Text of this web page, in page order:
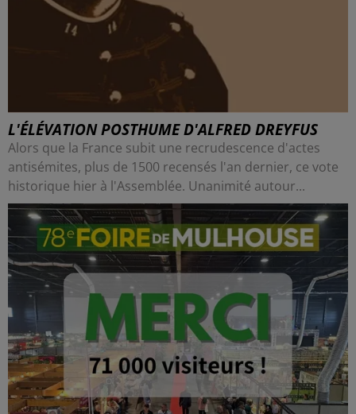
L'ÉLÉVATION POSTHUME D'ALFRED DREYFUS
Alors que la France subit une recrudescence d'actes
antisémites, plus de 1500 recensés l'an dernier, ce vote
historique hier à l'Assemblée. Unanimité autour...